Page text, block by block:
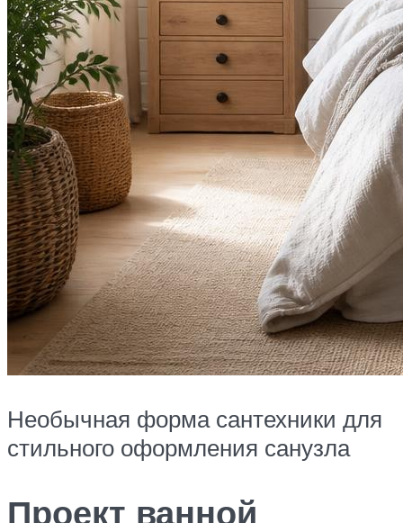
Необычная форма сантехники для
стильного оформления санузла
Проект ванной